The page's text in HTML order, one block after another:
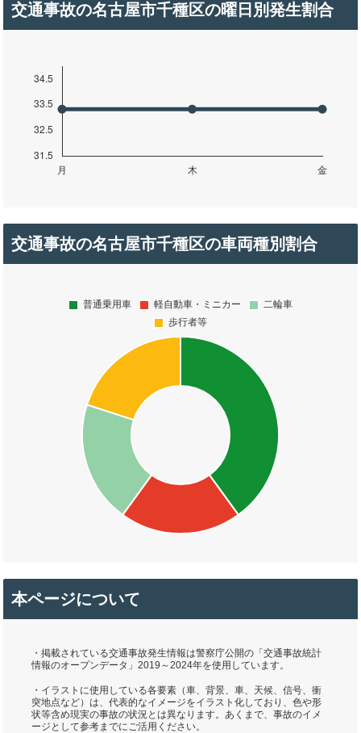
交通事故の名古屋市千種区の曜日別発生割合
交通事故の名古屋市千種区の車両種別割合
本ページについて
・掲載されている交通事故発生情報は警察庁公開の「交通事故統計
情報のオープンデータ」2019～2024年を使用しています。
・イラストに使用している各要素（車、背景、車、天候、信号、衝
突地点など）は、代表的なイメージをイラスト化しており、色や形
状等含め現実の事故の状況とは異なります。あくまで、事故のイメ
ージとして参考までにご活用ください。